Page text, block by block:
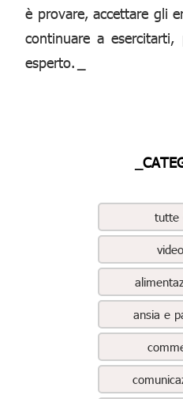
è provare, accettare gli
continuare a
esperto.
tutte
ansia e